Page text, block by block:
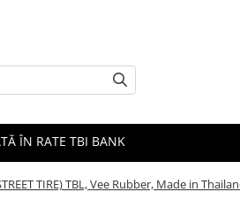
ÎN RATE TBI BANK
TIRE) TBL, Vee Rubber, Made in